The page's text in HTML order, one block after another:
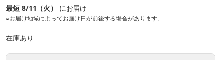
最短 8/11（火） にお届け
※お届け地域によってお届け日が前後する場合があります。
在庫あり